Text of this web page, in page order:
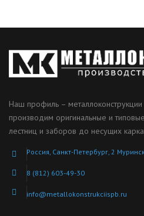
Наш профиль –
производим оригинальные и
лестниц и заборов до несущих
Россия, Санкт-Петербург, 2
8 (812) 603-49-30
info@metallokonstrukciispb.ru